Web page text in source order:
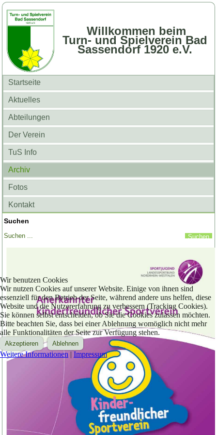
Willkommen beim
Turn- und Spielverein Bad
Sassendorf 1920 e.V.
Startseite
Aktuelles
Abteilungen
Der Verein
TuS Info
Archiv
Fotos
Kontakt
Suchen
Wir benutzen Cookies
Wir nutzen Cookies auf unserer Website. Einige von ihnen sind
essenziell für den Betrieb der Seite, während andere uns helfen, diese
Website und die Nutzererfahrung zu verbessern (Tracking Cookies).
Sie können selbst entscheiden, ob Sie die Cookies zulassen möchten.
Bitte beachten Sie, dass bei einer Ablehnung womöglich nicht mehr
alle Funktionalitäten der Seite zur Verfügung stehen.
Akzeptieren Ablehnen
Weitere Informationen | Impressum